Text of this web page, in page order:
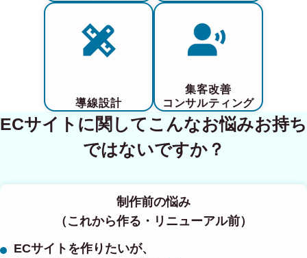
導線設計
集客改善
コンサルティング
ECサイトに関してこんなお悩みお持ち
ではないですか？
制作前の悩み
（これから作る・リニューアル前）
ECサイトを作りたいが、